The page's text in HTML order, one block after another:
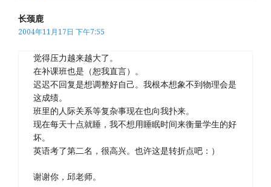
长颈鹿
2004年11月17日 下午7:55
觉得压力越来越大了。
在补课班也是（恕我直言）。
迟迟不回复是想调整好自己。我根本想象不到物理会是
这成绩。
班里的人际关系等复杂事现在也向我扑来。
现在每天十点就睡，我不想用睡眠时间来衡量学生的好
坏。
英语考了第二名，很高兴。也许这是转折点吧：）
谢谢你，邱老师。